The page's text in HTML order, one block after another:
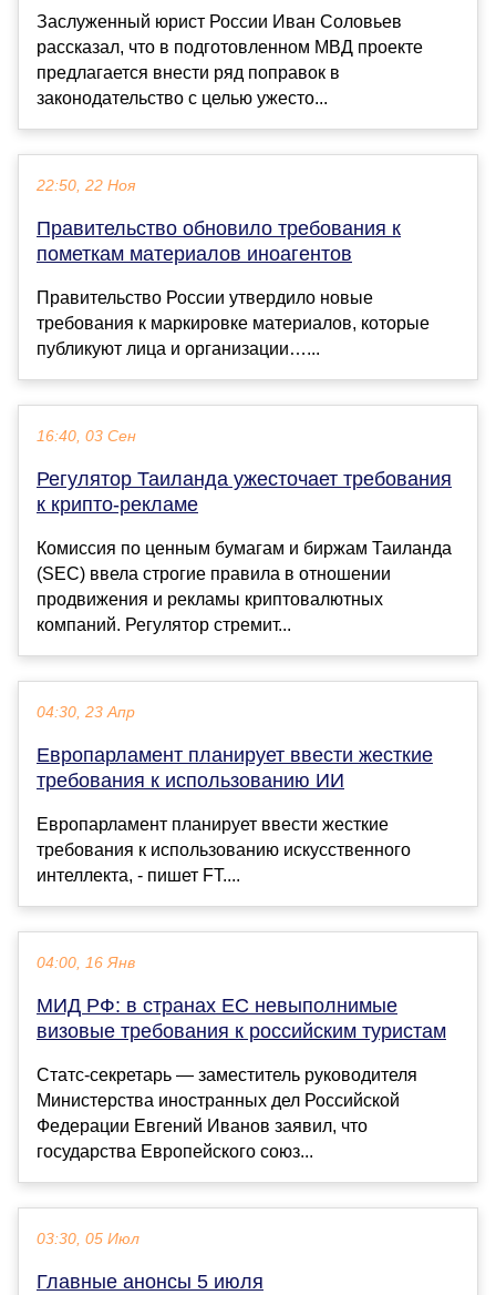
Заслуженный юрист России Иван Соловьев
рассказал, что в подготовленном МВД проекте
предлагается внести ряд поправок в
законодательство с целью ужесто...
22:50, 22 Ноя
Правительство обновило требования к
пометкам материалов иноагентов
Правительство России утвердило новые
требования к маркировке материалов, которые
публикуют лица и организации…...
16:40, 03 Сен
Регулятор Таиланда ужесточает требования
к крипто-рекламе
Комиссия по ценным бумагам и биржам Таиланда
(SEC) ввела строгие правила в отношении
продвижения и рекламы криптовалютных
компаний. Регулятор стремит...
04:30, 23 Апр
Европарламент планирует ввести жесткие
требования к использованию ИИ
Европарламент планирует ввести жесткие
требования к использованию искусственного
интеллекта, - пишет FT....
04:00, 16 Янв
МИД РФ: в странах ЕС невыполнимые
визовые требования к российским туристам
Статс-секретарь — заместитель руководителя
Министерства иностранных дел Российской
Федерации Евгений Иванов заявил, что
государства Европейского союз...
03:30, 05 Июл
Главные анонсы 5 июля